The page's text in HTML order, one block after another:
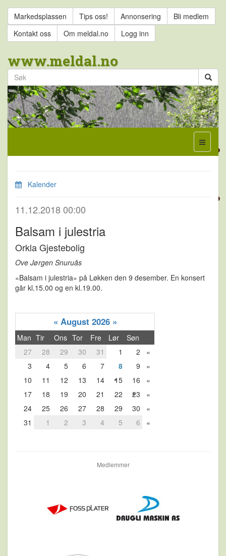
Markedsplassen Tips oss! Annonsering
Bli medlem
Kontakt oss
Om meldal.no Logg inn
www.meldal.no
Kalender
11.12.2018 00:00
Balsam i julestria
Orkla Gjestebolig
Ove Jørgen Snuruås
«Balsam i julestria» på Løkken den 9 desember. En konsert
går kl.15.00 og en kl.19.00.
« August 2026»
Man Tir Ons Tor Fre Lør
Søn
27
28 29 30 31 1 2
«
3
4 5 6 7 8 9
«
10
11 12 13 14 15 16
«
17
18 19 20 21 22 23
«
24
25 26 27 28 29 30
«
31
1 2 3 4 5 6 «
Medlemmer